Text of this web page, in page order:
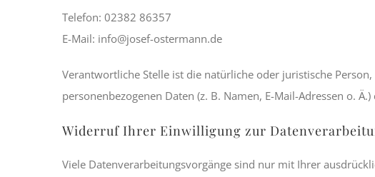
Telefon: 02382 86357
E-Mail: info@josef-ostermann.de
Verantwortliche Stelle ist die natürliche oder juristische
personenbezogenen Daten (z. B. Namen, E-Mail-Adressen o.
Widerruf Ihrer Einwilligung zur
Viele Datenverarbeitungsvorgänge sind nur mit Ihrer